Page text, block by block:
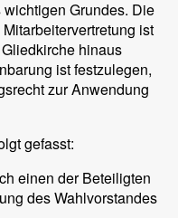
Grundes. Die
ist
hinaus
ist festzulegen,
zur Anwendung
gefasst:
einen der Beteiligten
des Wahlvorstandes